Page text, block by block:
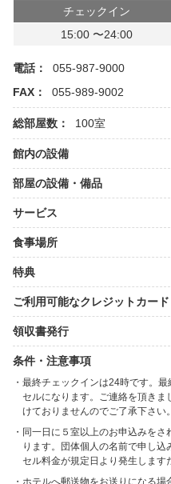
チェックイン
15:00 〜24:00
電話：
055-987-9000
FAX：
055-989-9002
総部屋数： 100室
館内の設備
部屋の設備・備品
サービス
食事場所
特典
ご利用可能なクレジットカード
領収書発行
条件・注意事項
最終チェックインは24時です。
セルになります。ご連絡を頂き
けておりませんのでご了承下さい。
同一日に５室以上のお申込みを
ります。団体個人の名前で申し
セル料金が規定日より発生します
ホテルへ郵送物をお送りになる場